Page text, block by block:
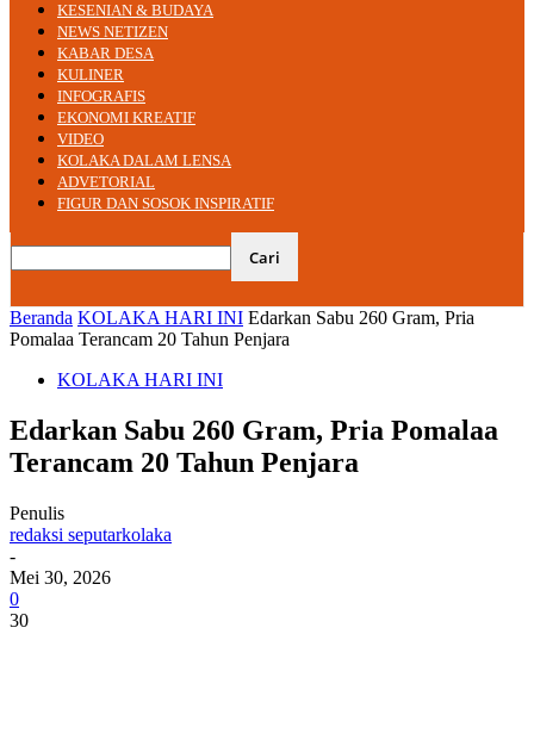
KESENIAN & BUDAYA
NEWS NETIZEN
KABAR DESA
KULINER
INFOGRAFIS
EKONOMI KREATIF
VIDEO
KOLAKA DALAM LENSA
ADVETORIAL
FIGUR DAN SOSOK INSPIRATIF
Beranda KOLAKA HARI INI Edarkan Sabu 260 Gram, Pria
Pomalaa Terancam 20 Tahun Penjara
KOLAKA HARI INI
Edarkan Sabu 260 Gram, Pria Pomalaa
Terancam 20 Tahun Penjara
Penulis
redaksi seputarkolaka
-
Mei 30, 2026
0
30